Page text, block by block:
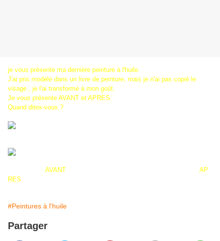
je vous présente ma dernière peinture à l'huile.
J'ai pris modèle dans un livre de peinture, mais je n'ai pas copié le
visage , je l'ai transformé à mon goût.
Je vous présente AVANT et APRES.
Quand dites-vous ?
AVANT AP
RES
#Peintures à l'huile
Partager